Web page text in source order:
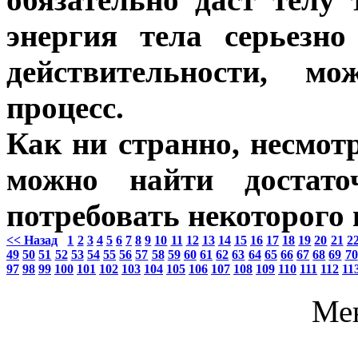
энергия тела
действительности,
процесс.
Как ни странно,
можно найти
потребовать
<< Назад 1 2 3 4 5 6 7 8 9 10 11 12 13 14 15 16 17 18 19 20 21
49 50 51 52 53 54 55 56 57 58 59 60 61 62 63 64 65 66 67 68 69 70
97 98 99 100 101 102 103 104 105 106 107 108 109 110 111 112